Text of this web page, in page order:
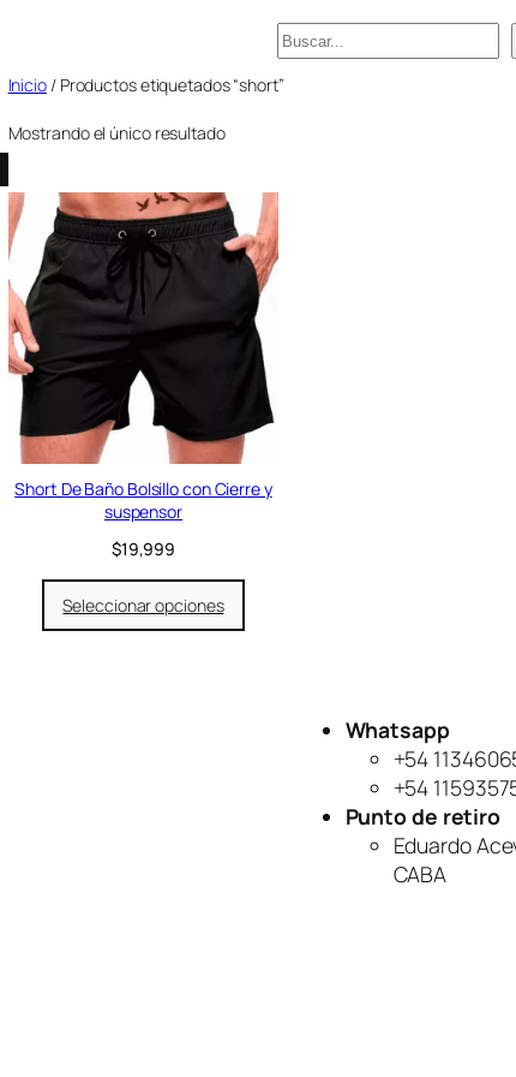
Buscar
Inicio / Productos etiquetados “short”
Mostrando el único resultado
Short De Baño Bolsillo con Cierre y
suspensor
$19,999
Seleccionar opciones
Whatsapp
+54
+54
Punto de retiro
Eduardo
CABA